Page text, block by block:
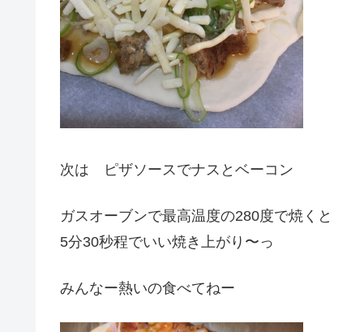
次は ピザソースでナスとベーコン
ガスオーブンで最高温度の280度で焼くと
5分30秒程でいい焼き上がり〜っ
みんなー熱いの食べてねー